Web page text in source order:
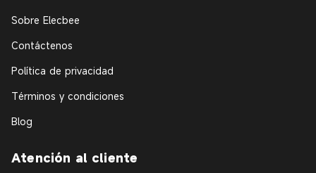
Sobre Elecbee
Contáctenos
Política de privacidad
Términos y condiciones
Blog
Atención al cliente